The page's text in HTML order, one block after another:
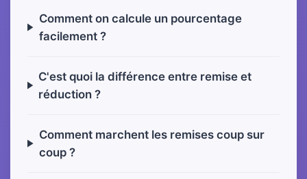
Comment on calcule un pourcentage
facilement ?
C'est quoi la différence entre remise et
réduction ?
Comment marchent les remises coup sur
coup ?